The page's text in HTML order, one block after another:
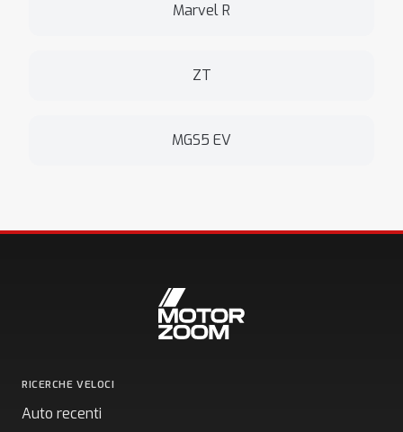
Marvel R
ZT
MGS5 EV
RICERCHE VELOCI
Auto recenti